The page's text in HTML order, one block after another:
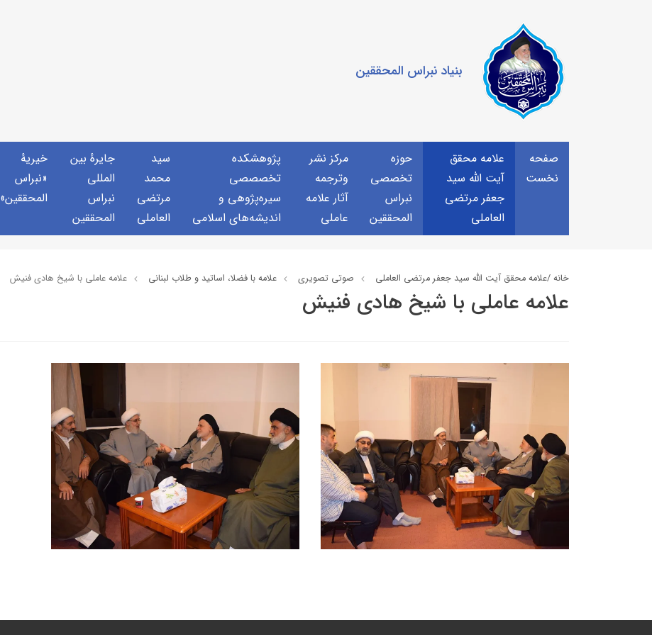
بنیاد نبراس المحققین
صفحه
نخست
علامه محقق
آیت الله سید
جعفر مرتضی
العاملی
حوزه
تخصصی
نبراس
المحققین
مركز نشر
وترجمه
آثار علامه
عاملی
پژوهشكده
تخصصصى
سیره‌پژوهی و
اندیشه‌های اسلامی
سید
محمد
مرتضی
العاملی
جايرهٔ بین
المللی
نبراس
المحققین
خيريهٔ
«نبراس
المحققين»
خانه /علامه محقق آیت الله سید جعفر مرتضی العاملی صوتي تصويري علامه با فضلا، اساتید و طلاب لبنانی علامه عاملي با شیخ هادی فنیش
علامه عاملي با شیخ هادی فنیش